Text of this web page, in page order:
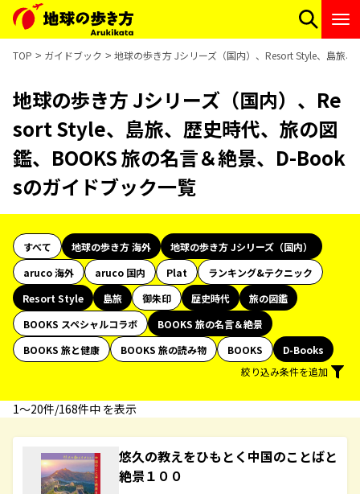
TOP ガイドブック 地球の歩き方 Jシリーズ（国内）、Resort Style、島旅
地球の歩き方 Jシリーズ（国内）、Re
sort Style、島旅、歴史時代、旅の図
鑑、BOOKS 旅の名言＆絶景、D-Book
sのガイドブック一覧
すべて 地球の歩き方 海外
地球の歩き方 Jシリーズ（国内）
aruco 海外
aruco 国内 Plat
ランキング&テクニック
Resort Style
島旅 御朱印 歴史時代
旅の図鑑
BOOKS スペシャルコラボ
BOOKS 旅の名言＆絶景
BOOKS 旅と健康
BOOKS 旅の読み物 BOOKS
D-Books
絞り込み条件を追加
1〜20件/168件中 を表示
悠久の教えをひもとく中国のことばと
絶景１００